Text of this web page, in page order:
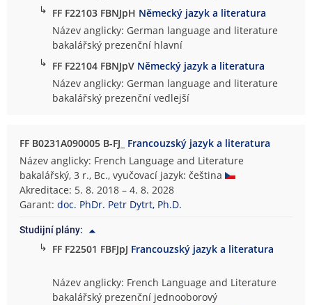
↳ FF F22103 FBNJpH Německý jazyk a literatura
Název anglicky: German language and literature
bakalářský prezenční hlavní
↳ FF F22104 FBNJpV Německý jazyk a literatura
Název anglicky: German language and literature
bakalářský prezenční vedlejší
FF B0231A090005 B-FJ_ Francouzský jazyk a literatura
Název anglicky: French Language and Literature
bakalářský, 3 r., Bc., vyučovací jazyk: čeština
Akreditace: 5. 8. 2018 – 4. 8. 2028
Garant:doc. PhDr. Petr Dytrt, Ph.D.
Studijní plány:
↳ FF F22501 FBFJpJ Francouzský jazyk a literatura
Název anglicky: French Language and Literature
bakalářský prezenční jednooborový